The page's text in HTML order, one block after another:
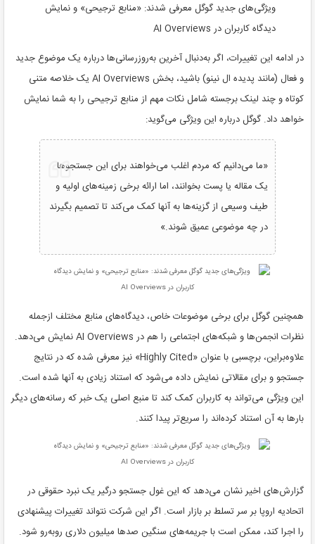
ویژگی‌های جدید گوگل معرفی شدند: «منابع ترجیحی» و نمایش
دیدگاه کاربران در AI Overviews
در ادامه این تغییرات، اگر به‌دنبال آخرین به‌روزرسانی‌ها درباره یک موضوع جدید
و فعال (مانند پدیده ال نینو) باشید، بخش AI Overviews یک خلاصه متنی
کوتاه و چند لینک برجسته شامل نکات مهم از منابع ترجیحی را به شما نمایش
خواهد داد. گوگل درباره این ویژگی می‌گوید:
«ما می‌دانیم که مردم اغلب می‌خواهند برای این جستجوها
یک مقاله یا پست بخوانند، اما ارائه برخی زمینه‌های اولیه و
طیف وسیعی از گزینه‌ها به آنها کمک می‌کند تا تصمیم بگیرند
در چه موضوعی عمیق شوند.»
همچنین گوگل برای برخی موضوعات خاص، دیدگاه‌های منابع مختلف ازجمله
نظرات انجمن‌ها و شبکه‌های اجتماعی را هم در AI Overviews نمایش می‌دهد.
علاو‌ه‌براین، برچسبی با عنوان «Highly Cited» نیز معرفی شده که در نتایج
جستجو و برای مقالاتی نمایش داده می‌شود که استناد زیادی به آنها شده است.
این ویژگی می‌تواند به کاربران کمک کند تا منبع اصلی یک خبر که رسانه‌های دیگر
بارها به آن استناد کرده‌اند را سریع‌تر پیدا کنند.
گزارش‌های اخیر نشان می‌دهد که این غول جستجو درگیر یک نبرد حقوقی در
اتحادیه اروپا بر سر تسلط بر بازار است. اگر این شرکت نتواند تغییرات پیشنهادی
را اجرا کند، ممکن است با جریمه‌های سنگین صدها میلیون دلاری روبه‌رو شود.